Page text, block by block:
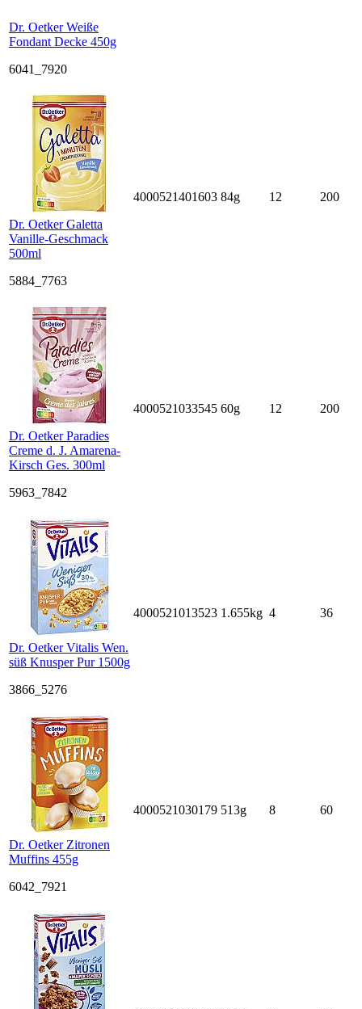
Dr. Oetker Weiße
Fondant Decke 450g
6041_7920
Dr. Oetker Galetta
Vanille-Geschmack
500ml
5884_7763
4000521401603 84g 12 200
Dr. Oetker Paradies
Creme d. J. Amarena-
Kirsch Ges. 300ml
5963_7842
4000521033545 60g 12 200
Dr. Oetker Vitalis Wen.
süß Knusper Pur 1500g
3866_5276
4000521013523 1.655kg 4 36
Dr. Oetker Zitronen
Muffins 455g
6042_7921
4000521030179 513g 8 60